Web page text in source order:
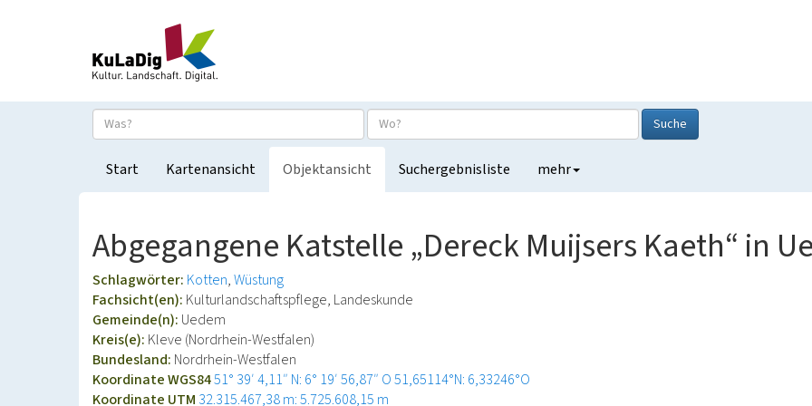
Suche
Start Kartenansicht Objektansicht Suchergebnisliste mehr
Abgegangene Katstelle „Dereck Muijsers Kaeth“ in
Schlagwörter: Kotten Wüstung
Fachsicht(en): Kulturlandschaftspflege, Landeskunde
Gemeinde(n): Uedem
Kreis(e): Kleve (Nordrhein-Westfalen)
Bundesland: Nordrhein-Westfalen
Koordinate WGS8451° 39′ 4,11″ N: 6° 19′ 56,87″ O51,65114°N: 6,33246°O
Koordinate UTM 32.315.467,38 m: 5.725.608,15 m